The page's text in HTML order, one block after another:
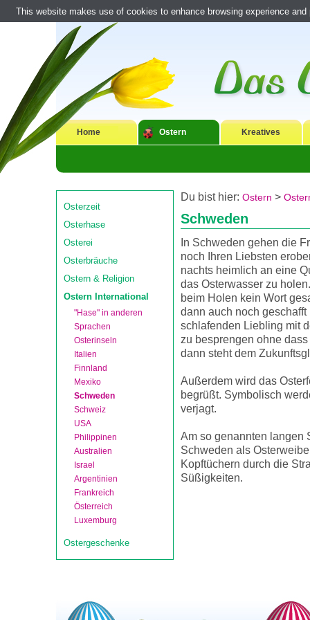
Home Ostern Kreatives
Osterzeit
Osterhase
Osterei
Osterbräuche
Ostern & Religion
Ostern International
"Hase" in anderen
Sprachen
Osterinseln
Italien
Finnland
Mexiko
Schweden
Schweiz
USA
Philippinen
Australien
Israel
Argentinien
Frankreich
Österreich
Luxemburg
Ostergeschenke
Du bist hier: Ostern >
Schweden
In Schweden gehen die
noch Ihren Liebsten
nachts heimlich an eine
das Osterwasser zu
beim Holen kein Wort
dann auch noch geschafft
schlafenden Liebling mit
zu besprengen ohne dass
dann steht dem
Außerdem wird das
begrüßt. Symbolisch
verjagt.
Am so genannten langen
Schweden als
Kopftüchern durch die
Süßigkeiten.
This website makes use of cookies to enhance browsing experience